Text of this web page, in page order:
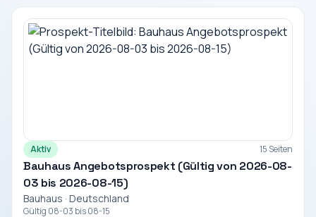
Aktiv 15 Seiten
Bauhaus Angebotsprospekt (Gültig von 2026-08-
03 bis 2026-08-15)
Bauhaus · Deutschland
Gültig 08-03 bis 08-15